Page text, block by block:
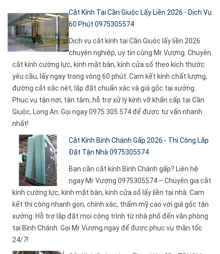
Cắt Kính Tại Cần Giuộc Lấy Liền 2026 - Dịch Vụ
60 Phút 0975305574
Dịch vụ cắt kính tại Cần Giuộc lấy liền 2026
chuyên nghiệp, uy tín cùng Mr Vượng. Chuyên
cắt kính cường lực, kính mặt bàn, kính cửa sổ theo kích thước
yêu cầu, lấy ngay trong vòng 60 phút. Cam kết kính chất lượng,
đường cắt sắc nét, lắp đặt chuẩn xác và giá gốc tại xưởng.
Phục vụ tận nơi, tận tâm, hỗ trợ xử lý kính vỡ khẩn cấp tại Cần
Giuộc, Long An. Gọi ngay 0975 305 574 để được tư vấn nhanh
nhất!
Cắt Kính Bình Chánh Gấp 2026 - Thi Công Lắp
Đặt Tận Nhà 0975305574
Bạn cần cắt kính Bình Chánh gấp? Liên hệ
ngay Mr Vượng 0975305574 – Chuyên gia cắt
kính cường lực, kính mặt bàn, kính cửa sổ lấy liền tại nhà. Cam
kết thi công nhanh gọn, chính xác, thẩm mỹ cao với giá gốc tận
xưởng. Hỗ trợ lắp đặt mọi công trình từ nhà phố đến văn phòng
tại Bình Chánh. Gọi Mr Vượng ngay để được phục vụ thần tốc
24/7!